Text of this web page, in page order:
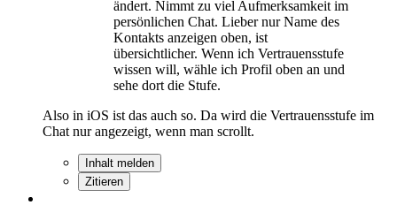
ändert. Nimmt zu viel Aufmerksamkeit im
persönlichen Chat. Lieber nur Name des
Kontakts anzeigen oben, ist
übersichtlicher. Wenn ich Vertrauensstufe
wissen will, wähle ich Profil oben an und
sehe dort die Stufe.
Also in iOS ist das auch so. Da wird die Vertrauensstufe im
Chat nur angezeigt, wenn man scrollt.
Inhalt melden
Zitieren